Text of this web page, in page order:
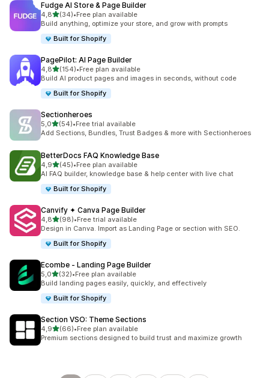
Fudge AI Store & Page Builder
4,8na 5 gwiazdek
(34)
Łączna liczba recenzji: 34
•Free plan available
Build anything, optimize your store, and grow with prompts
Built for Shopify
PagePilot: AI Page Builder
4,8na 5 gwiazdek
(154)
Łączna liczba recenzji: 154
•Free plan available
Build AI product pages and images in seconds, without code
Built for Shopify
Sectionheroes
5,0na 5 gwiazdek
(54)
Łączna liczba recenzji: 54
•Free trial available
Add Sections, Bundles, Trust Badges & more with Sectionheroes
BetterDocs FAQ Knowledge Base
4,9na 5 gwiazdek
(45)
Łączna liczba recenzji: 45
•Free plan available
AI FAQ builder, knowledge base & help center with live chat
Built for Shopify
Canvify ✦ Canva Page Builder
4,8na 5 gwiazdek
(98)
Łączna liczba recenzji: 98
•Free trial available
Design in Canva. Import as Landing Page or section with SEO.
Built for Shopify
Ecombe ‑ Landing Page Builder
5,0na 5 gwiazdek
(32)
Łączna liczba recenzji: 32
•Free plan available
Build landing pages easily, quickly, and effectively
Built for Shopify
Section VSO: Theme Sections
4,9na 5 gwiazdek
(66)
Łączna liczba recenzji: 66
•Free plan available
Premium sections designed to build trust and maximize growth